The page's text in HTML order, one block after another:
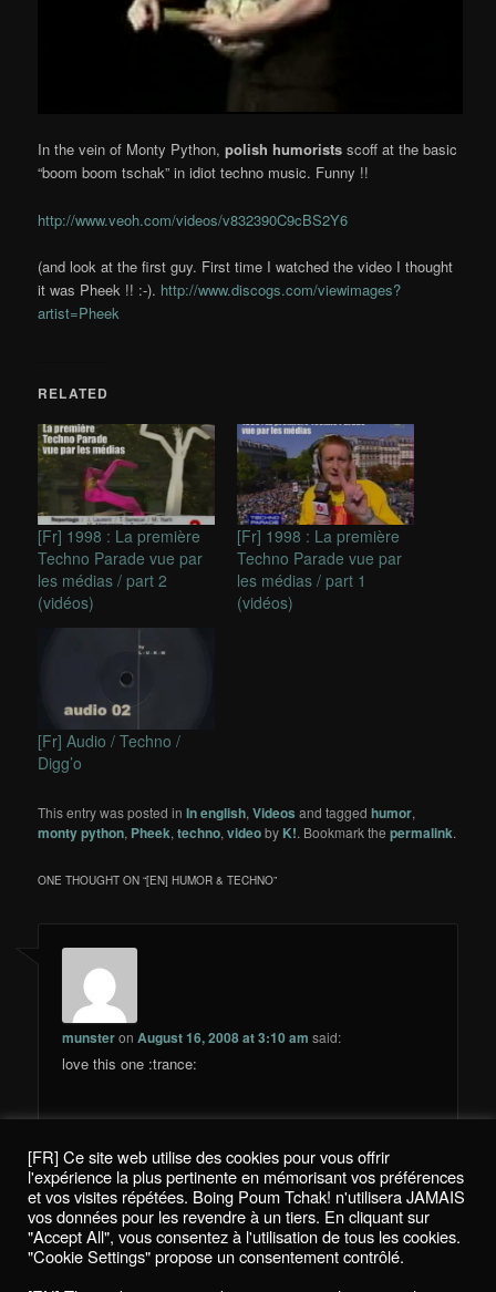
In the vein of Monty Python,polish humorists scoff at the basic
“boom boom tschak” in idiot techno music. Funny !!
http://www.veoh.com/videos/v832390C9cBS2Y6
(and look at the first guy. First time I watched the video I thought
it was Pheek !! :-). http://www.discogs.com/viewimages?
artist=Pheek
RELATED
[Fr] 1998 : La première
Techno Parade vue par
les médias / part 2
(vidéos)
[Fr] 1998 : La première
Techno Parade vue par
les médias / part 1
(vidéos)
[Fr] Audio / Techno /
Digg’o
This entry was posted inIn english,Videos and taggedhumor,
monty python, Pheek,techno,videoby K!. Bookmark thepermalink.
ONE THOUGHT ON “[EN] HUMOR & TECHNO”
munsteronAugust 16, 2008 at 3:10 am said:
love this one :trance:
Comments are closed.
Politique de confidentialité / Privacy Policy
[FR] Ce site web utilise des cookies pour vous offrir
l'expérience la plus pertinente en mémorisant vos préférences
et vos visites répétées. Boing Poum Tchak! n'utilisera JAMAIS
vos données pour les revendre à un tiers. En cliquant sur
"Accept All", vous consentez à l'utilisation de tous les cookies.
"Cookie Settings" propose un consentement contrôlé.